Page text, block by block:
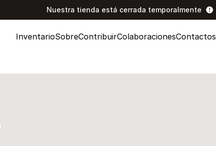
Nuestra tienda está cerrada temporalmente
InventarioSobreContribuirColaboracionesContactos